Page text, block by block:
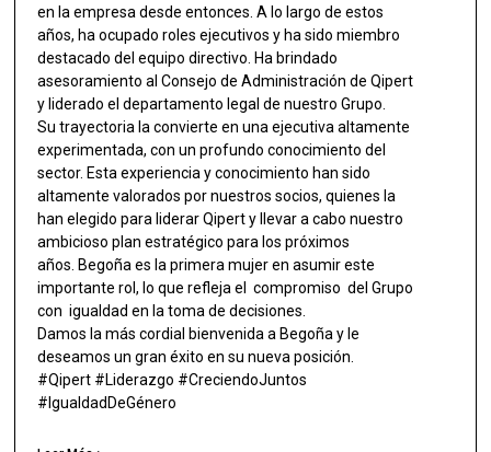
en la empresa desde entonces. A lo largo de estos
años, ha ocupado roles ejecutivos y ha sido miembro
destacado del equipo directivo. Ha brindado
asesoramiento al Consejo de Administración de Qipert
y liderado el departamento legal de nuestro Grupo.
Su trayectoria la convierte en una ejecutiva altamente
experimentada, con un profundo conocimiento del
sector. Esta experiencia y conocimiento han sido
altamente valorados por nuestros socios, quienes la
han elegido para liderar Qipert y llevar a cabo nuestro
ambicioso plan estratégico para los próximos
años. Begoña es la primera mujer en asumir este
importante rol, lo que refleja el compromiso del Grupo
con igualdad en la toma de decisiones.
Damos la más cordial bienvenida a Begoña y le
deseamos un gran éxito en su nueva posición.
#Qipert #Liderazgo #CreciendoJuntos
#IgualdadDeGénero